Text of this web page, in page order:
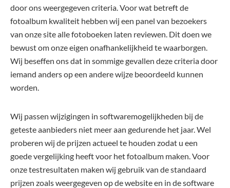
door ons weergegeven criteria. Voor wat betreft de
fotoalbum kwaliteit hebben wij een panel van bezoekers
van onze site alle fotoboeken laten reviewen. Dit doen we
bewust om onze eigen onafhankelijkheid te waarborgen.
Wij beseffen ons dat in sommige gevallen deze criteria door
iemand anders op een andere wijze beoordeeld kunnen
worden.
Wij passen wijzigingen in softwaremogelijkheden bij de
geteste aanbieders niet meer aan gedurende het jaar. Wel
proberen wij de prijzen actueel te houden zodat u een
goede vergelijking heeft voor het fotoalbum maken. Voor
onze testresultaten maken wij gebruik van de standaard
prijzen zoals weergegeven op de website en in de software